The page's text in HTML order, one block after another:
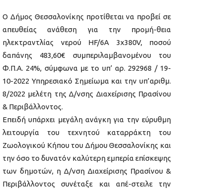
Ο Δήμος Θεσσαλονίκης προτίθεται να προβεί σε
απευθείας ανάθεση για την προμή-θεια
ηλεκτραντλίας νερού HF/6A 3x380V, ποσού
δαπάνης 483,60€ συμπεριλαμβανομένου του
Φ.Π.Α. 24%, σύμφωνα με το υπ’ αρ. 292968 / 19-
10-2022 Υπηρεσιακό Σημείωμα και την υπ’αριθμ.
8/2022 μελέτη της Δ/νσης Διαχείρισης Πρασίνου
& Περιβάλλοντος.
Επειδή υπάρχει μεγάλη ανάγκη για την εύρυθμη
λειτουργία του τεχνητού καταρράκτη του
Ζωολογικού Κήπου του Δήμου Θεσσαλονίκης και
την όσο το δυνατόν καλύτερη εμπερία επίσκεψης
των δημοτών, η Δ/νση Διαχείρισης Πρασίνου &
Περιβάλλοντος συνέταξε και απέ-στειλε την